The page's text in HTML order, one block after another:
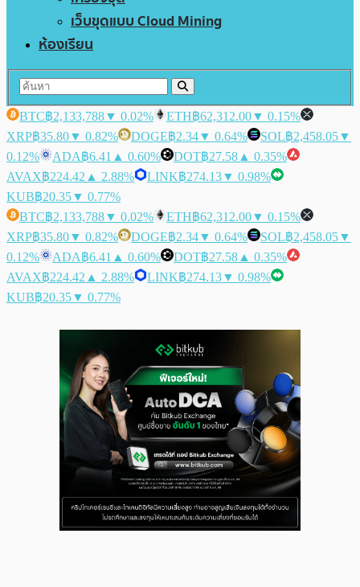
เว็บขุดแบบ Cloud Mining
ห้องเรียน
BTC฿2,133,788▼ 0.02% ETH฿62,312.00▼ 0.15%
XRP฿35.80▼ 0.82% DOGE฿2.34▼ 0.64% SOL฿2,458.05▼
0.12%
ADA฿6.41 ▲ 0.60% DOT฿27.58 ▲ 0.35%
AVAX฿224.42 ▲ 2.88% LINK฿274.13▼ 0.98%
KUB฿20.35▼ 0.77%
BTC฿2,133,788▼ 0.02% ETH฿62,312.00▼ 0.15%
XRP฿35.80▼ 0.82% DOGE฿2.34▼ 0.64% SOL฿2,458.05▼
0.12%
ADA฿6.41 ▲ 0.60% DOT฿27.58 ▲ 0.35%
AVAX฿224.42 ▲ 2.88% LINK฿274.13▼ 0.98%
KUB฿20.35▼ 0.77%